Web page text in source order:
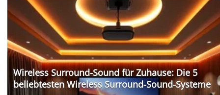
Wireless Surround-Sound für Zuhause: Die 5
beliebtesten Wireless Surround-Sound-Systeme